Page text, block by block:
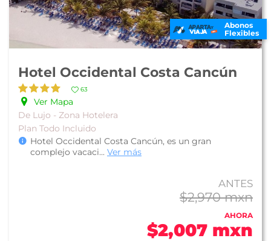
Abonos
Flexibles
Hotel Occidental Costa Cancún
63
Ver Mapa
De Lujo - Zona Hotelera
Plan Todo Incluido
Hotel Occidental Costa Cancún, es un gran
complejo vacaci... Ver más
ANTES
$2,970 mxn
AHORA
$2,007 mxn